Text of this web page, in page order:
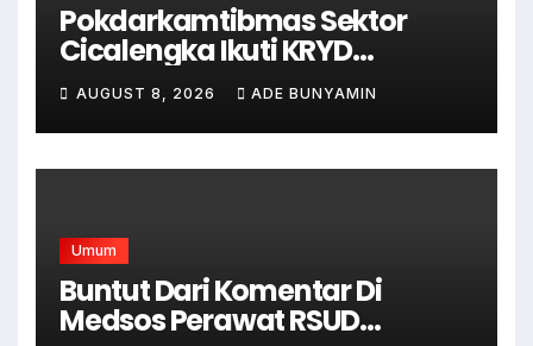
Pokdarkamtibmas Sektor
Cicalengka Ikuti KRYD
Gabungan Bersama TNI-Polri,
Satpol PP dan Linmas, Demi
Terciptanya Keamana Dan
Ketertiban
AUGUST 8, 2026 ADE BUNYAMIN
Umum
Buntut Dari Komentar Di
Medsos Perawat RSUD